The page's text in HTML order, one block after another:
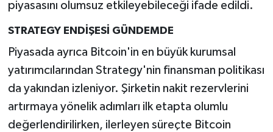
piyasasını olumsuz etkileyebileceği ifade edildi.
STRATEGY ENDİŞESİ GÜNDEMDE
Piyasada ayrıca Bitcoin'in en büyük kurumsal
yatırımcılarından Strategy'nin finansman politikası
da yakından izleniyor. Şirketin nakit rezervlerini
artırmaya yönelik adımları ilk etapta olumlu
değerlendirilirken, ilerleyen süreçte Bitcoin